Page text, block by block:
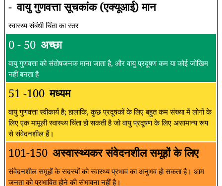
- वायु गुणवत्ता सूचकांक (एक्यूआई) मान
स्वास्थ्य संबंधी चिंता का स्तर
0 - 50 अच्छा
वायु गुणवत्ता को संतोषजनक माना जाता है, और वायु प्रदूषण कम या कोई जोखिम
नहीं बनता है
51 -100 मध्यम
वायु गुणवत्ता स्वीकार्य है; हालांकि, कुछ प्रदूषकों के लिए बहुत कम संख्या में लोगों के
लिए एक मामूली स्वास्थ्य चिंता हो सकती है जो वायु प्रदूषण के लिए असामान्य रूप
से संवेदनशील हैं।
101-150 अस्वास्थ्यकर संवेदनशील समूहों के लिए
संवेदनशील समूहों के सदस्यों को स्वास्थ्य प्रभाव का अनुभव हो सकता है। आम
जनता को प्रभावित होने की संभावना नहीं है।